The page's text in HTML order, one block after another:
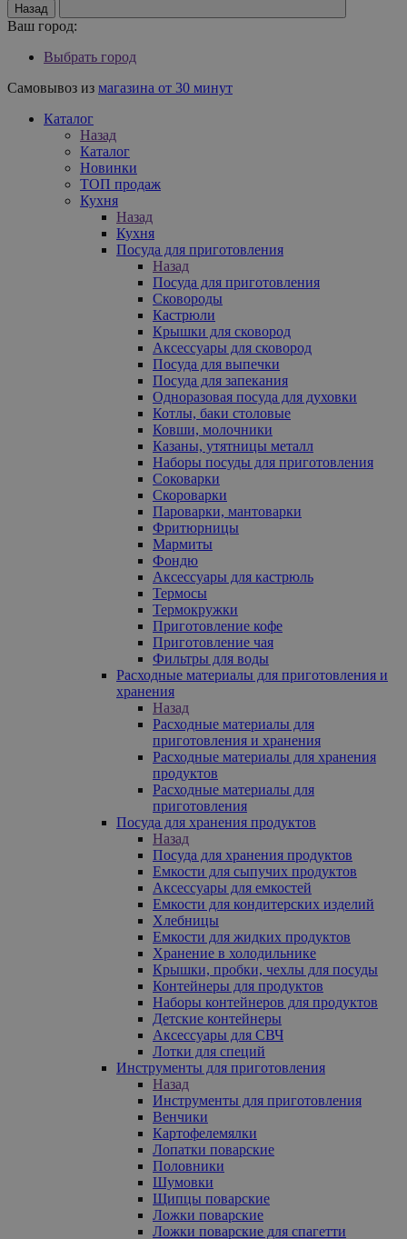
Назад
Ваш город:
Выбрать город
Самовывоз из магазина от 30 минут
Каталог
Назад
Каталог
Новинки
ТОП продаж
Кухня
Назад
Кухня
Посуда для приготовления
Назад
Посуда для приготовления
Сковороды
Кастрюли
Крышки для сковород
Аксессуары для сковород
Посуда для выпечки
Посуда для запекания
Одноразовая посуда для духовки
Котлы, баки столовые
Ковши, молочники
Казаны, утятницы металл
Наборы посуды для приготовления
Соковарки
Скороварки
Пароварки, мантоварки
Фритюрницы
Мармиты
Фондю
Аксессуары для кастрюль
Термосы
Термокружки
Приготовление кофе
Приготовление чая
Фильтры для воды
Расходные материалы для приготовления и
хранения
Назад
Расходные материалы для
приготовления и хранения
Расходные материалы для хранения
продуктов
Расходные материалы для
приготовления
Посуда для хранения продуктов
Назад
Посуда для хранения продуктов
Емкости для сыпучих продуктов
Аксессуары для емкостей
Емкости для кондитерских изделий
Хлебницы
Емкости для жидких продуктов
Хранение в холодильнике
Крышки, пробки, чехлы для посуды
Контейнеры для продуктов
Наборы контейнеров для продуктов
Детские контейнеры
Аксессуары для СВЧ
Лотки для специй
Инструменты для приготовления
Назад
Инструменты для приготовления
Венчики
Картофелемялки
Лопатки поварские
Половники
Шумовки
Щипцы поварские
Ложки поварские
Ложки поварские для спагетти